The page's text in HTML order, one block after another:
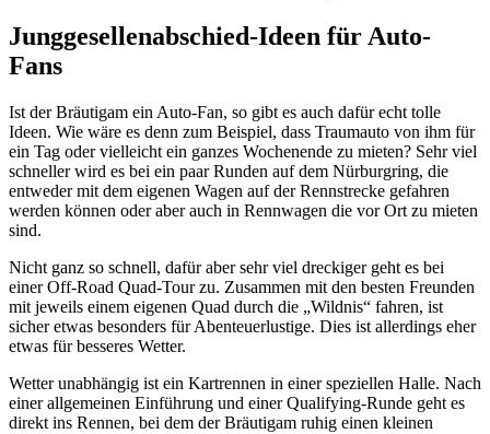
Junggesellenabschied-Ideen für Auto-
Fans
Ist der Bräutigam ein Auto-Fan, so gibt es auch dafür echt tolle
Ideen. Wie wäre es denn zum Beispiel, dass Traumauto von ihm für
ein Tag oder vielleicht ein ganzes Wochenende zu mieten? Sehr viel
schneller wird es bei ein paar Runden auf dem Nürburgring, die
entweder mit dem eigenen Wagen auf der Rennstrecke gefahren
werden können oder aber auch in Rennwagen die vor Ort zu mieten
sind.
Nicht ganz so schnell, dafür aber sehr viel dreckiger geht es bei
einer Off-Road Quad-Tour zu. Zusammen mit den besten Freunden
mit jeweils einem eigenen Quad durch die „Wildnis“ fahren, ist
sicher etwas besonders für Abenteuerlustige. Dies ist allerdings eher
etwas für besseres Wetter.
Wetter unabhängig ist ein Kartrennen in einer speziellen Halle. Nach
einer allgemeinen Einführung und einer Qualifying-Runde geht es
direkt ins Rennen, bei dem der Bräutigam ruhig einen kleinen